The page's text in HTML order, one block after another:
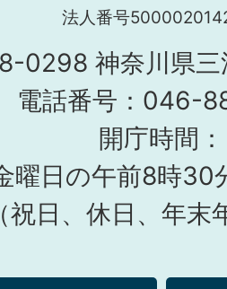
法人番号
0298 神奈川県三
電話番号：046-
開庁時間：
曜日の午前8時30
祝日、休日、年末